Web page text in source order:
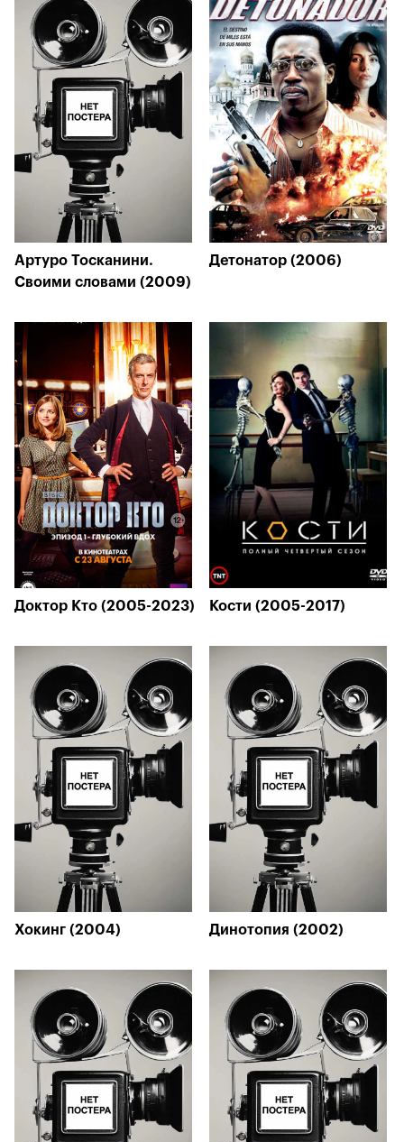
Артуро Тосканини.
Своими словами (2009)
Детонатор (2006)
Доктор Кто (2005-2023) Кости (2005-2017)
Хокинг (2004) Динотопия (2002)